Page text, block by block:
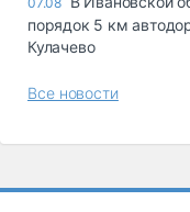
порядок 5 км
Кулачево
Все новости